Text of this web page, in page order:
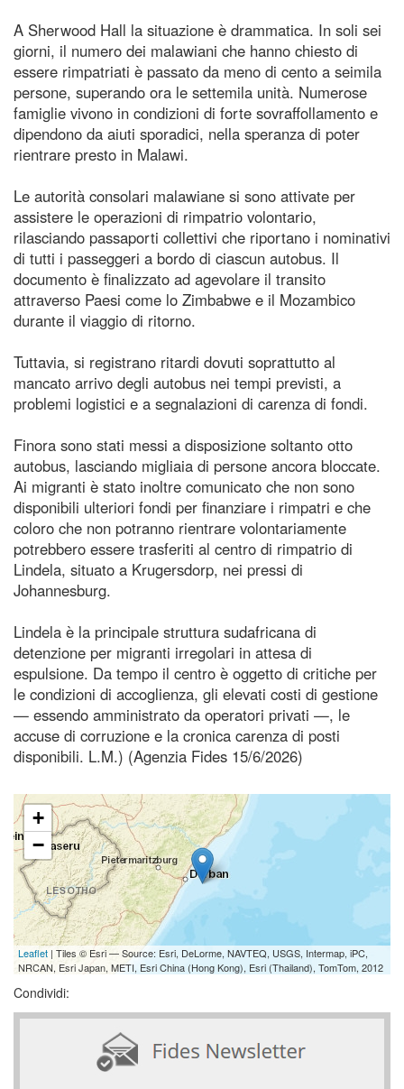
A Sherwood Hall la situazione è drammatica. In soli sei
giorni, il numero dei malawiani che hanno chiesto di
essere rimpatriati è passato da meno di cento a seimila
persone, superando ora le settemila unità. Numerose
famiglie vivono in condizioni di forte sovraffollamento e
dipendono da aiuti sporadici, nella speranza di poter
rientrare presto in Malawi.
Le autorità consolari malawiane si sono attivate per
assistere le operazioni di rimpatrio volontario,
rilasciando passaporti collettivi che riportano i nominativi
di tutti i passeggeri a bordo di ciascun autobus. Il
documento è finalizzato ad agevolare il transito
attraverso Paesi come lo Zimbabwe e il Mozambico
durante il viaggio di ritorno.
Tuttavia, si registrano ritardi dovuti soprattutto al
mancato arrivo degli autobus nei tempi previsti, a
problemi logistici e a segnalazioni di carenza di fondi.
Finora sono stati messi a disposizione soltanto otto
autobus, lasciando migliaia di persone ancora bloccate.
Ai migranti è stato inoltre comunicato che non sono
disponibili ulteriori fondi per finanziare i rimpatri e che
coloro che non potranno rientrare volontariamente
potrebbero essere trasferiti al centro di rimpatrio di
Lindela, situato a Krugersdorp, nei pressi di
Johannesburg.
Lindela è la principale struttura sudafricana di
detenzione per migranti irregolari in attesa di
espulsione. Da tempo il centro è oggetto di critiche per
le condizioni di accoglienza, gli elevati costi di gestione
— essendo amministrato da operatori privati —, le
accuse di corruzione e la cronica carenza di posti
disponibili. L.M.) (Agenzia Fides 15/6/2026)
+
−
Leaflet | Tiles © Esri — Source: Esri, DeLorme, NAVTEQ, USGS, Intermap, iPC,
NRCAN, Esri Japan, METI, Esri China (Hong Kong), Esri (Thailand), TomTom, 2012
Condividi: